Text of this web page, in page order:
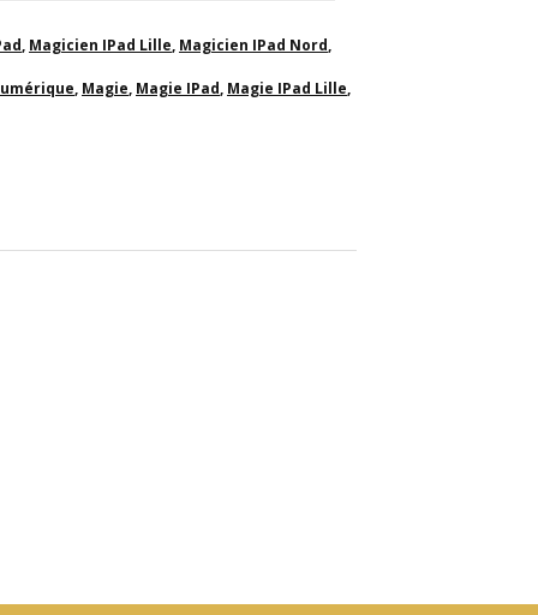
, Magicien IPad Lille, Magicien IPad Nord,
, Magie, Magie IPad, Magie IPad Lille,